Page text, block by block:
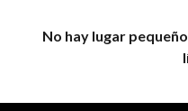
No hay lugar